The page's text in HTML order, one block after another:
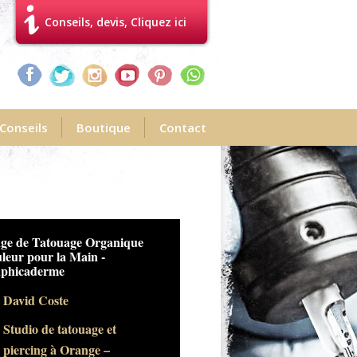
Conseils, devis, Cliquez ici
Conseils Boutique Contact
de Tatouage Organique
pour la Main -
David Coste
Studio de tatouage et
piercing à Orange –
de Tatouage Captain
sur la Main
Avignon – Studios